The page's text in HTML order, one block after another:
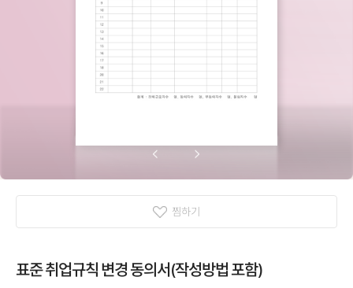
찜하기
표준 취업규칙 변경 동의서(작성방법 포함)